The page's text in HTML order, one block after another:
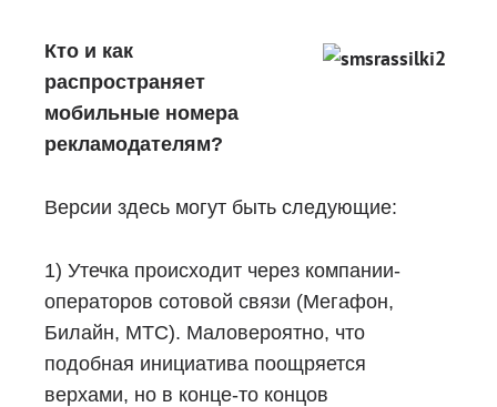
Кто и как
распространяет
мобильные номера
рекламодателям?
Версии здесь могут быть следующие:
1) Утечка происходит через компании-
операторов сотовой связи (Мегафон,
Билайн, МТС). Маловероятно, что
подобная инициатива поощряется
верхами, но в конце-то концов